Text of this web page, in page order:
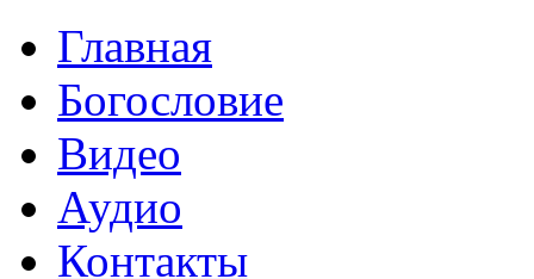
Главная
Богословие
Видео
Аудио
Контакты